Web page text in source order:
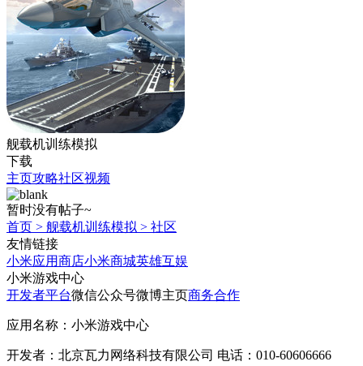
舰载机训练模拟
下载
主页攻略社区视频
暂时没有帖子~
首页 > 舰载机训练模拟 > 社区
友情链接
小米应用商店小米商城英雄互娱
小米游戏中心
开发者平台微信公众号微博主页商务合作
应用名称：小米游戏中心
开发者：北京瓦力网络科技有限公司 电话：010-60606666